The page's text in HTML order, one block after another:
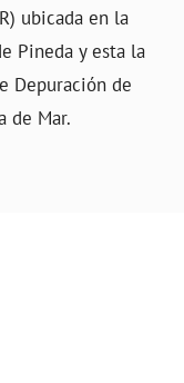
ubicada en la
Pineda y esta la
Depuración de
de Mar.